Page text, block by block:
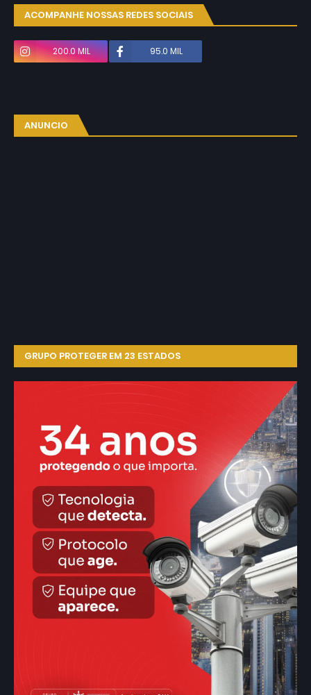
ACOMPANHE NOSSAS REDES SOCIAIS
200.0 MIL 95.0 MIL
ANUNCIO
GRUPO PROTEGER EM 23 ESTADOS